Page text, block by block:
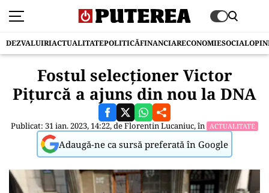
DEZVALUIRIACTUALITATEPOLITICĂFINANCIARECONOMIESOCIAL
Fostul selecționer Victor
Pițurcă a ajuns din nou la DNA
Publicat: 31 ian. 2023, 14:22, deFlorentin Lucaniuc, în ACTUALITATE
Adaugă-ne ca sursă preferată în Google